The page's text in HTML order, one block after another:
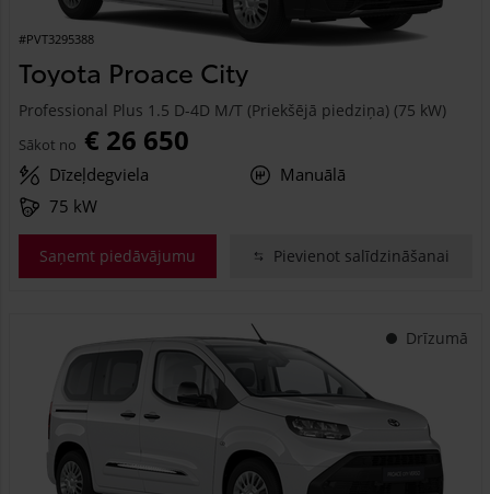
#PVT3295388
Toyota Proace City
Professional Plus 1.5 D-4D M/T (Priekšējā piedziņa) (75 kW)
Sākot no € 26 650
Dīzeļdegviela
Manuālā
75 kW
Saņemt piedāvājumu Pievienot salīdzināšanai
Drīzumā